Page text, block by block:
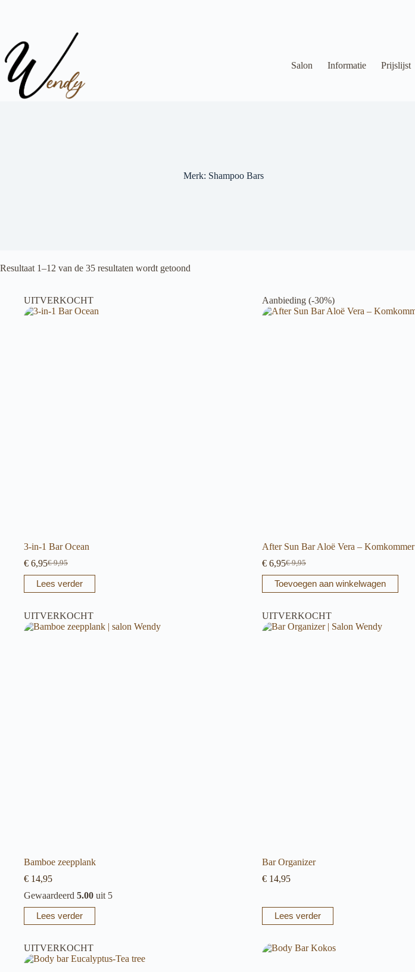
Salon Informatie Prijslijst
Merk: Shampoo Bars
Resultaat 1–12 van de 35 resultaten wordt getoond
UITVERKOCHT
3-in-1 Bar Ocean
€9,95
Oorspronkelijke
prijs
was:
€ 6,95Huidige
prijs
is:
Lees verder
Aanbieding (-30%)
After Sun Bar Aloë Vera – Komkommer
€9,95
Oorspronkelijke
prijs
was:
€6,95Huidige
prijs
is:
Toevoegen aan winkelwagen
UITVERKOCHT
Bamboe zeepplank
€ 14,95
Gewaardeerd 5.00 uit 5
Lees verder
UITVERKOCHT
Bar Organizer
€14,95
Lees verder
UITVERKOCHT